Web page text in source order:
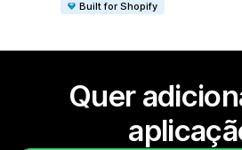
Built for Shopify
Quer